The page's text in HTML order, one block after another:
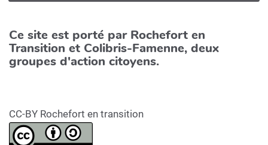
Ce site est porté par Rochefort en
Transition et Colibris-Famenne, deux
groupes d'action citoyens.
CC-BY Rochefort en transition